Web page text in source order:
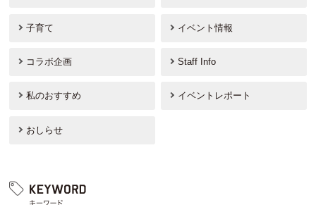
子育て イベント情報
コラボ企画 Staff Info
私のおすすめ イベントレポート
おしらせ